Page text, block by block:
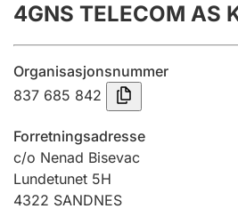
Årsrekneskap
Innsending og
Jeger
Betaling og jegeravgiftskort
4GNS TELECOM AS
Organisasjonsnummer
837 685 842
Forretningsadresse
c/o Nenad Bisevac
Lundetunet 5H
4322 SANDNES